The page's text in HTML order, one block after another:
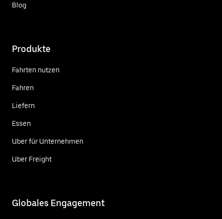
Blog
Produkte
Fahrten nutzen
Fahren
Liefern
Essen
Uber für Unternehmen
Uber Freight
Globales Engagement